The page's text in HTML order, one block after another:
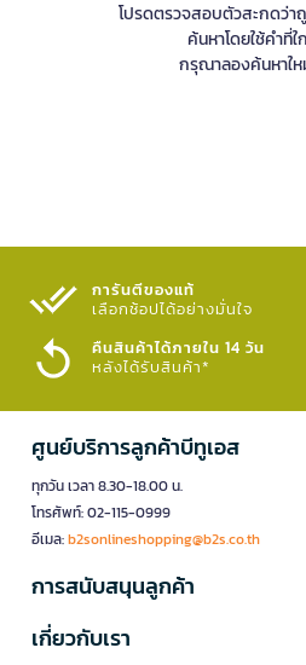
โปรดตรวจสอบตัวสะกดว่า
ค้นหาโดยใช้คำที่
กรุณาลองค้นหาใ
การันตีของแท้
เลือกช้อปได้อย่างมั่นใจ​
คืนสินค้าได้ภายใน 14 วัน
หลังได้รับสินค้า*
ศูนย์บริการลูกค้าบีทูเอส
ทุกวัน เวลา 8.30-18.00 น.
โทรศัพท์: 02-115-0999
อีเมล:b2sonlineshopping@b2s.co.th
การสนับสนุนลูกค้า
เกี่ยวกับเรา